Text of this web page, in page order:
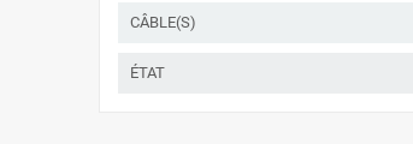
CÂBLE(S)
ÉTAT